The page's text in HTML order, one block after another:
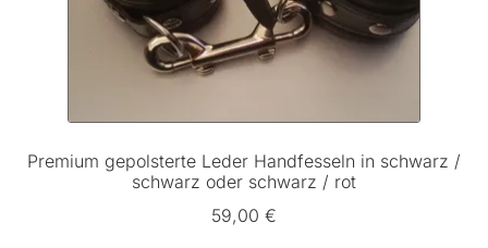
Premium gepolsterte Leder Handfesseln in schwarz /
schwarz oder schwarz / rot
59,00 €